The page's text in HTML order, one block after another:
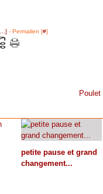
] - Permalien [#]
petite pause et grand
changement...